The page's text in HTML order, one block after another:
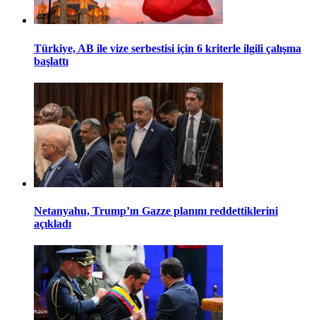
Türkiye, AB ile vize serbestisi için 6 kriterle ilgili çalışma
başlattı
Netanyahu, Trump’ın Gazze planını reddettiklerini
açıkladı